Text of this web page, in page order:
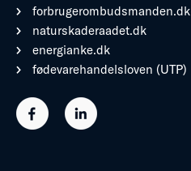
forbrugerombudsmanden.dk
naturskaderaadet.dk
energianke.dk
fødevarehandelsloven (UTP)